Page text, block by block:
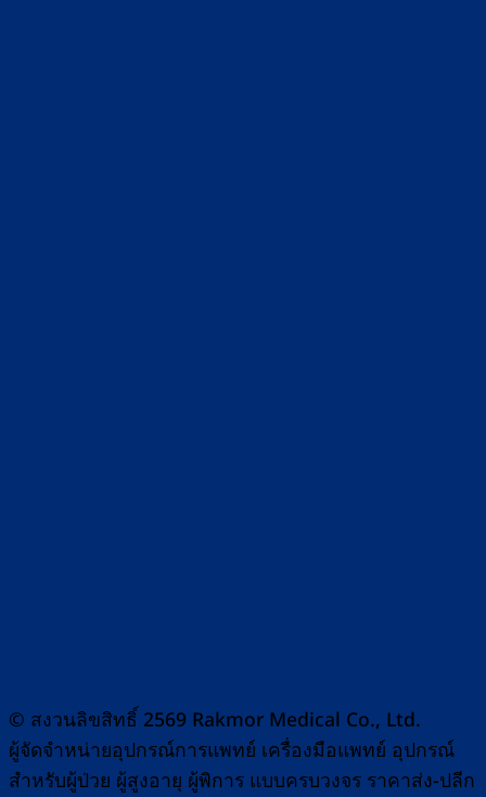
© สงวนลิขสิทธิ์ 2569 Rakmor Medical Co., Ltd.
ผู้จัดจำหน่ายอุปกรณ์การแพทย์ เครื่องมือแพทย์ อุปกรณ์
สำหรับผู้ป่วย ผู้สูงอายุ ผู้พิการ แบบครบวงจร ราคาส่ง-ปลีก